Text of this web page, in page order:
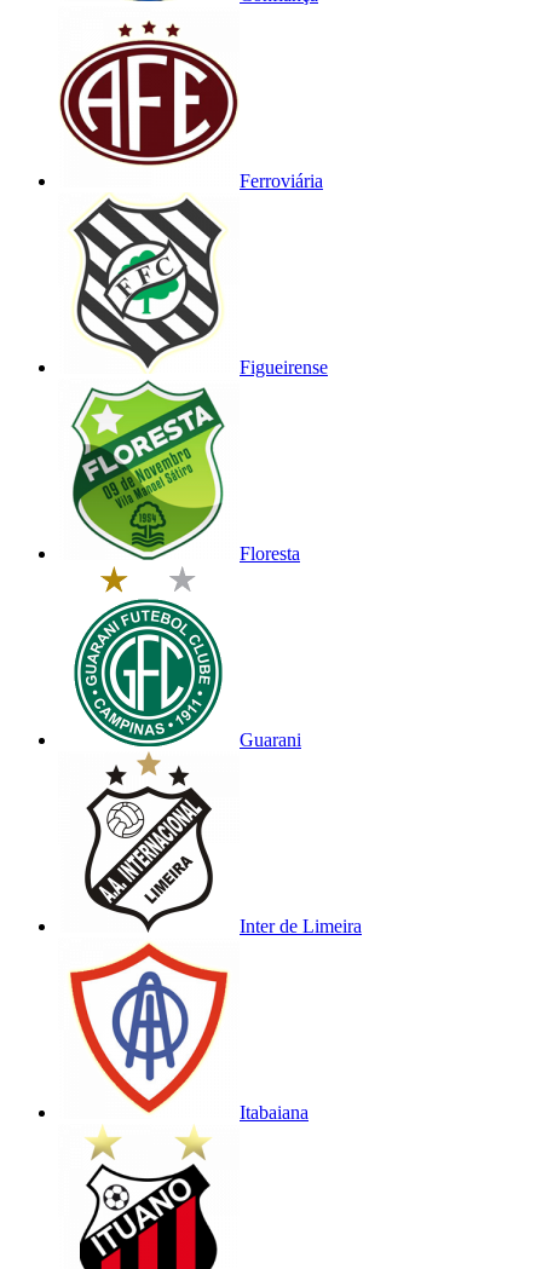
Ferroviária
Figueirense
Floresta
Guarani
Inter de Limeira
Itabaiana